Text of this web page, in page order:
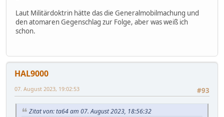
Laut Militärdoktrin hätte das die Generalmobilmachung und
den atomaren Gegenschlag zur Folge, aber was weiß ich
schon.
HAL9000
#93
07. August 2023, 19:02:53
Zitat von: ta64 am 07. August 2023, 18:56:32